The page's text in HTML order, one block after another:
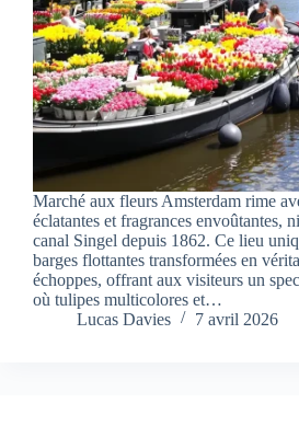
Marché aux fleurs Amsterdam rime
éclatantes et fragrances envoûtantes,
canal Singel depuis 1862. Ce lieu
barges flottantes transformées en
échoppes, offrant aux visiteurs un
où tulipes multicolores et…
Lucas Davies
7 avril 2026